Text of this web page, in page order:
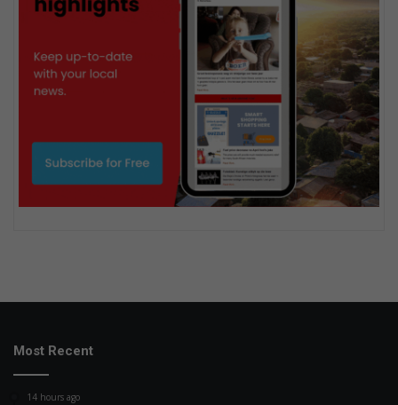
Most Recent
14 hours ago